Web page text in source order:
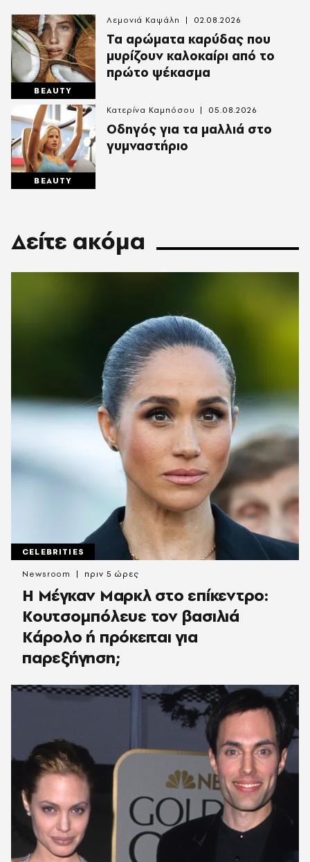
BEAUTY
Τα αρώματα καρύδας που
μυρίζουν καλοκαίρι από το
πρώτο ψέκασμα
Λεμονιά Καψάλη 02.08.2026
BEAUTY
Οδηγός για τα μαλλιά στο
γυμναστήριο
Κατερίνα Καμπόσου 05.08.2026
Δείτε ακόμα
CELEBRITIES
Η Μέγκαν Μαρκλ στο επίκεντρο:
Κουτσομπόλευε τον βασιλιά
Κάρολο ή πρόκειται για
παρεξήγηση;
Newsroom πριν 5 ώρες